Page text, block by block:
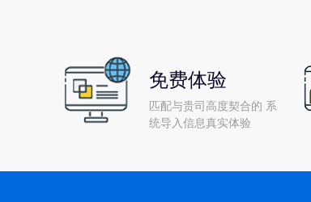
免费体验
匹配与贵司高度契合的 系
统导入信息真实体验